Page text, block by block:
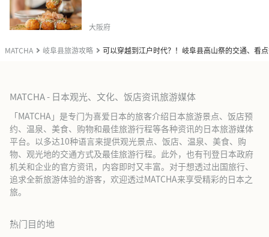
MATCHA 岐阜县旅游攻略 可以穿越到江户时代？！岐阜县高山祭的交通、看
大阪府
MATCHA - 日本观光、文化、饭店资讯旅游媒体
「MATCHA」是专门为喜爱日本的旅客介绍日本旅游景点、饭店预
约、温泉、美食、购物和最佳旅游行程等各种资讯的日本旅游媒体
平台。以多达10种语言来提供观光景点、饭店、温泉、美食、购
物、观光地的交通方式及最佳旅游行程。此外，也有刊登日本政府
机关和企业的官方资讯，内容即时又丰富。对于想透过出国旅行、
追求全新旅游体验的游客，欢迎透过MATCHA来享受精彩的日本之
旅。
热门目的地